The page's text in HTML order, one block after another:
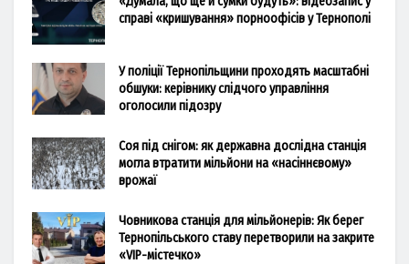
справі «кришування» порноофісів у Тернополі
У поліції Тернопільщини проходять масштабні
обшуки: керівнику слідчого управління
оголосили підозру
Соя під снігом: як державна дослідна станція
могла втратити мільйони на «насіннєвому»
врожаї
Човникова станція для мільйонерів: Як берег
Тернопільського ставу перетворили на закрите
«VIP-містечко»